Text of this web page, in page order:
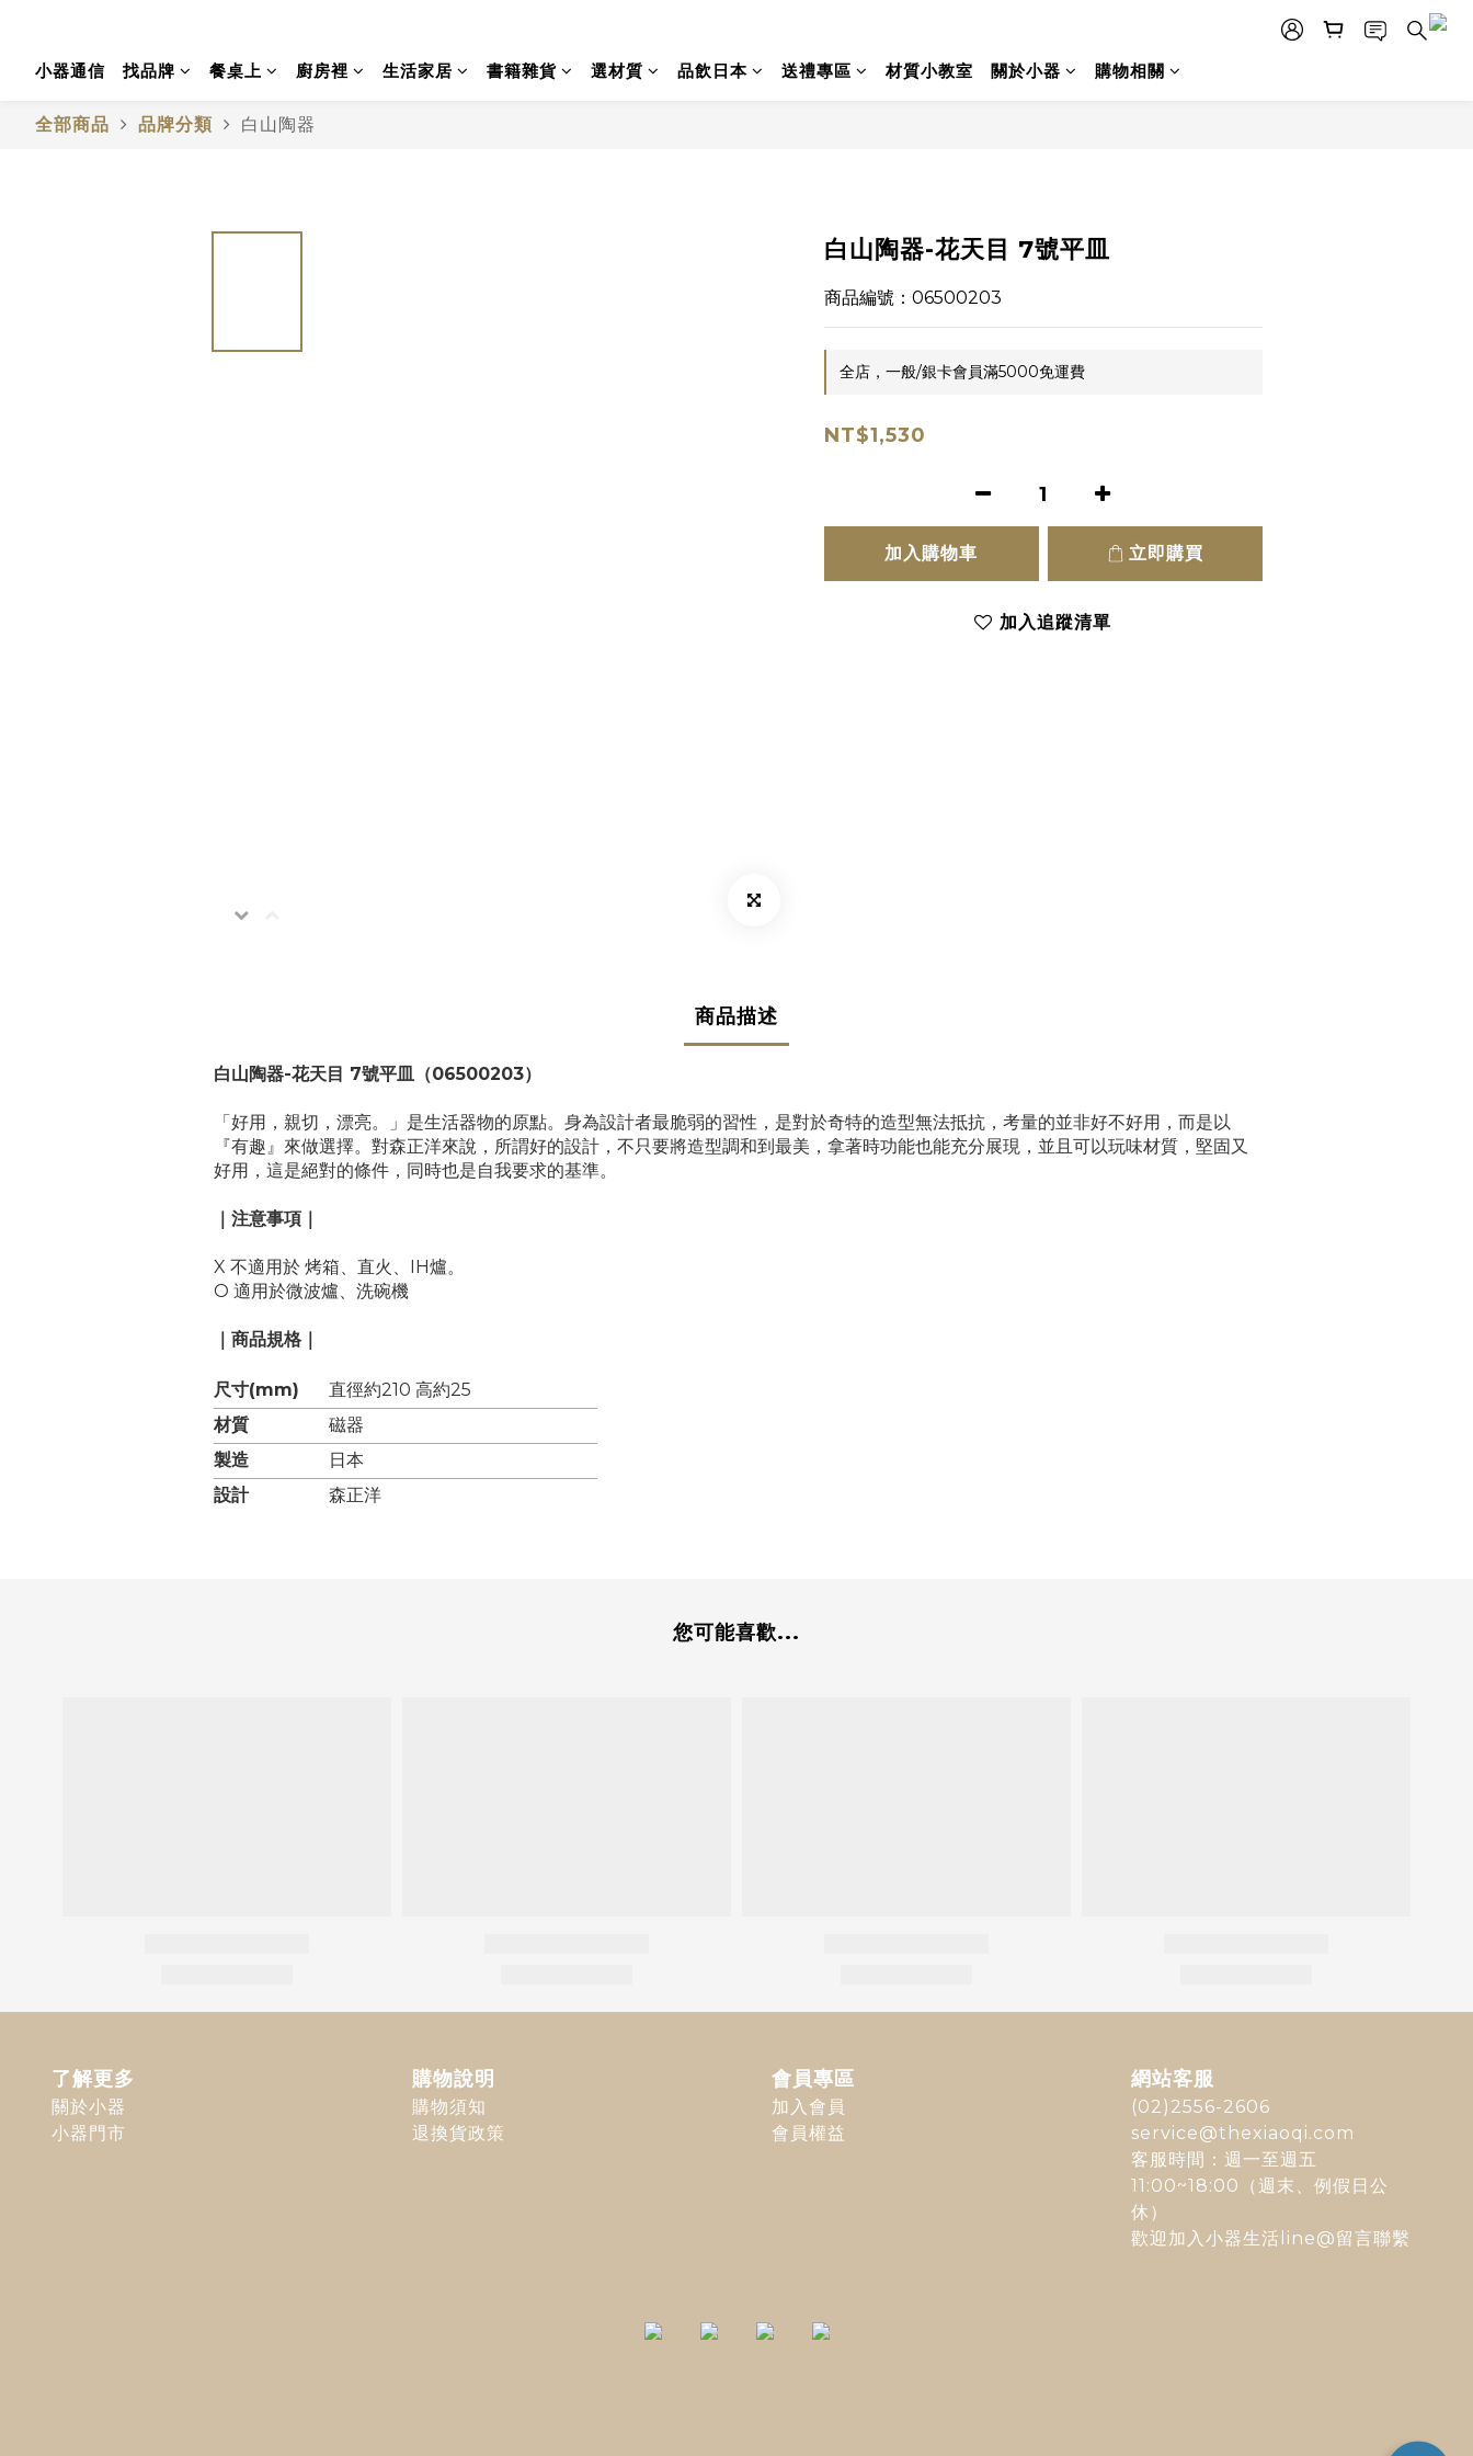
小器通信 找品牌 餐桌上 廚房裡 生活家居 書籍雜貨 選材質 品飲日本 送禮專區 材質小教室 關於小器 購物相關
全部商品 品牌分類 白山陶器
白山陶器-花天目 7號平皿
商品編號：06500203
全店，一般/銀卡會員滿5000免運費
NT$1,530
加入購物車 立即購買
加入追蹤清單
商品描述
白山陶器-花天目 7號平皿（06500203）
「好用，親切，漂亮。」是生活器物的原點。身為設計者最脆弱的習性，是對於奇特的造型無法抵抗，考量的並非好不好用，而是以
『有趣』來做選擇。對森正洋來說，所謂好的設計，不只要將造型調和到最美，拿著時功能也能充分展現，並且可以玩味材質，堅固又
好用，這是絕對的條件，同時也是自我要求的基準。
｜注意事項｜
X 不適用於 烤箱、直火、IH爐。
O 適用於微波爐、洗碗機
｜商品規格｜
尺寸(mm)
直徑約210 高約25
材質
磁器
製造
日本
設計
森正洋
您可能喜歡...
了解更多
關於小器
小器門市
購物說明
購物須知
退換貨政策
會員專區
加入會員
會員權益
網站客服
(02)2556-2606
service@thexiaoqi.com
客服時間：週一至週五
11:00~18:00（週末、例假日公
休）
歡迎加入 小器生活line@留言聯繫